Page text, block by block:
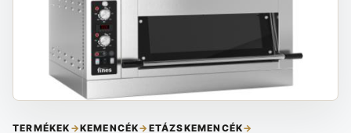
TERMÉKEK →KEMENCÉK→ ETÁZSKEMENCÉK→